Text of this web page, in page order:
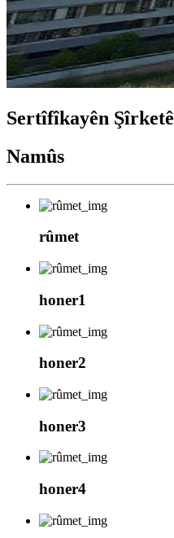
Sertîfîkayên Şîrketê
Namûs
rûmet
honer1
honer2
honer3
honer4